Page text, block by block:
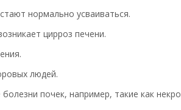
нормально усваиваться.
цирроз печени.
людей.
почек, например, такие как